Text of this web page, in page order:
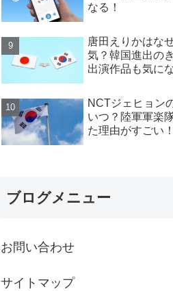
なる！
唐田えりかはな
気？韓国進出の
出演作品も気に
NCTジェヒョン
いつ？陸軍軍楽
た理由がすごい！
ブログメニュー
お問い合わせ
サイトマップ